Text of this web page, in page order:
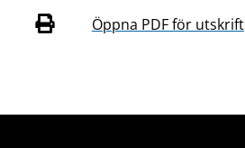
Öppna PDF för utskrift